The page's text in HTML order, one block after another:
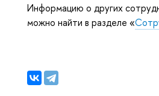
Информацию о других
можно найти в разделе «